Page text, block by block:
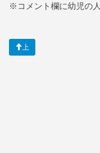
※コメント欄に幼児の
上